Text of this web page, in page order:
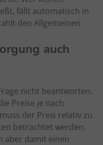
fällt automatisch in
den Allgemeinen
auch
nicht beantworten.
Preise je nach
der Preis relativ zu
betrachtet werden.
aber damit einen